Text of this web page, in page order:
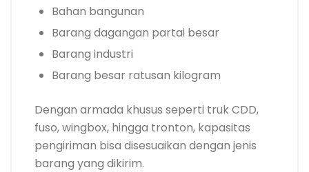
Bahan bangunan
Barang dagangan partai besar
Barang industri
Barang besar ratusan kilogram
Dengan armada khusus seperti truk CDD,
fuso, wingbox, hingga tronton, kapasitas
pengiriman bisa disesuaikan dengan jenis
barang yang dikirim.